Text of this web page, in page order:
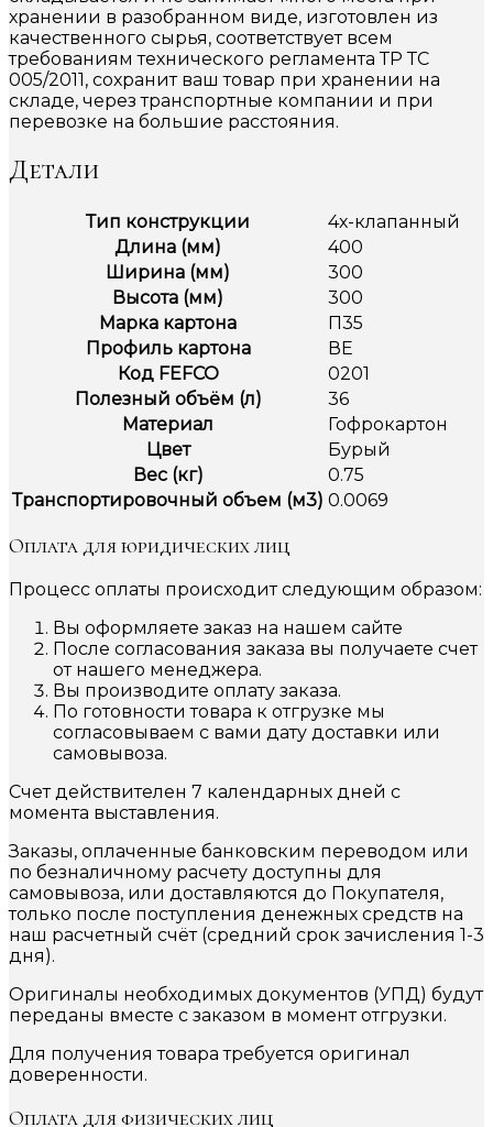
хранении в разобранном виде, изготовлен из
качественного сырья, соответствует всем
требованиям технического регламента ТР ТС
005/2011, сохранит ваш товар при хранении на
складе, через транспортные компании и при
перевозке на большие расстояния.
Детали
Тип конструкции
4х-клапанный
Длина (мм)
400
Ширина (мм)
300
Высота (мм)
300
Марка картона
П35
Профиль картона
ВЕ
Код FEFCO
0201
Полезный объём (л)
36
Материал
Гофрокартон
Цвет
Бурый
Вес (кг)
0.75
Транспортировочный объем (м3) 0.0069
Оплата для юридических лиц
Процесс оплаты происходит следующим образом:
Вы оформляете заказ на нашем сайте
После согласования заказа вы получаете счет
от нашего менеджера.
Вы производите оплату заказа.
По готовности товара к отгрузке мы
согласовываем с вами дату доставки или
самовывоза.
Счет действителен 7 календарных дней с
момента выставления.
Заказы, оплаченные банковским переводом или
по безналичному расчету доступны для
самовывоза, или доставляются до Покупателя,
только после поступления денежных средств на
наш расчетный счёт (средний срок зачисления 1-3
дня).
Оригиналы необходимых документов (УПД) будут
переданы вместе с заказом в момент отгрузки.
Для получения товара требуется оригинал
доверенности.
Оплата для физических лиц